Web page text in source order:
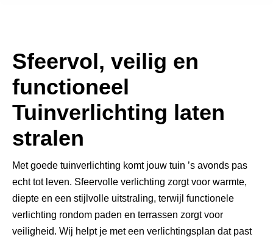
Sfeervol, veilig en
functioneel
Tuinverlichting laten
stralen
Met goede tuinverlichting komt jouw tuin ’s avonds pas
echt tot leven. Sfeervolle verlichting zorgt voor warmte,
diepte en een stijlvolle uitstraling, terwijl functionele
verlichting rondom paden en terrassen zorgt voor
veiligheid. Wij helpt je met een verlichtingsplan dat past